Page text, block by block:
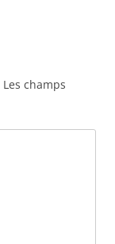
Les champs